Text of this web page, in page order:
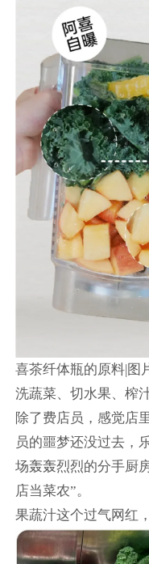
喜茶纤体瓶的原料|图
洗蔬菜、切水果、榨
除了费店员，感觉店
员的噩梦还没过去，
场轰轰烈烈的分手厨
店当菜农”。
果蔬汁这个过气网红